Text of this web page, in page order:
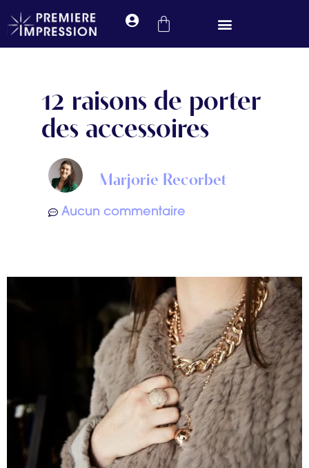
12 raisons de porter
des accessoires
Marjorie Recorbet
Aucun commentaire